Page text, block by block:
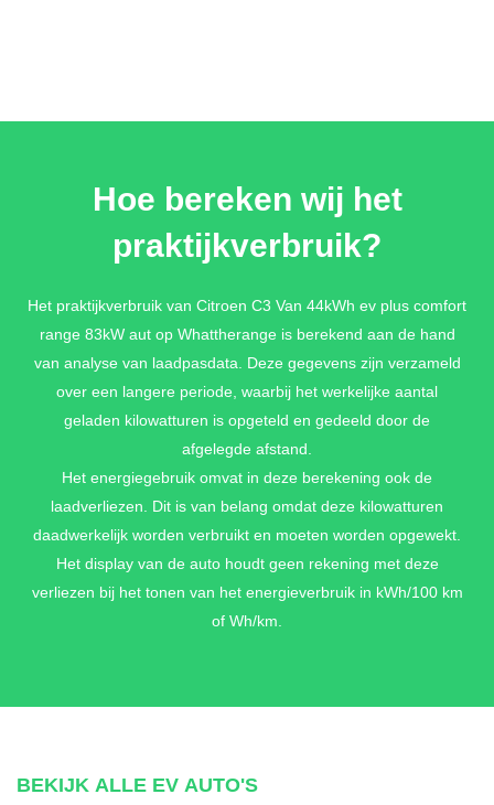
Hoe bereken wij het
praktijkverbruik?
Het praktijkverbruik van Citroen C3 Van 44kWh ev plus comfort
range 83kW aut op Whattherange is berekend aan de hand
van analyse van laadpasdata. Deze gegevens zijn verzameld
over een langere periode, waarbij het werkelijke aantal
geladen kilowatturen is opgeteld en gedeeld door de
afgelegde afstand.
Het energiegebruik omvat in deze berekening ook de
laadverliezen. Dit is van belang omdat deze kilowatturen
daadwerkelijk worden verbruikt en moeten worden opgewekt.
Het display van de auto houdt geen rekening met deze
verliezen bij het tonen van het energieverbruik in kWh/100 km
of Wh/km.
BEKIJK ALLE EV AUTO'S